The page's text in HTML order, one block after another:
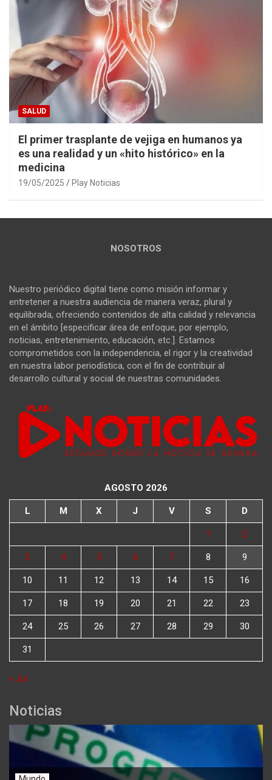
SALUD
El primer trasplante de vejiga en humanos ya
es una realidad y un «hito histórico» en la
medicina
19/05/2025 Play Noticias
NOSOTROS
Nuestro periódico digital tiene como misión informar y
entretener a nuestra audiencia de manera veraz, plural y
equilibrada, ofreciendo contenidos de alta calidad y relevancia
en el ámbito [especificar área de enfoque, por ejemplo,
noticias, entretenimiento, educación, etc.]. Estamos
comprometidos con la independencia, el rigor y la creatividad
en nuestra labor periodística, con el fin de contribuir al
desarrollo cultural y social de nuestras comunidades.
AGOSTO 2026
L M X J V S D
1 2
3 4 5 6 7 8 9
10 11 12 13 14 15 16
17 18 19 20 21 22 23
24 25 26 27 28 29 30
31
« Jul
Noticias